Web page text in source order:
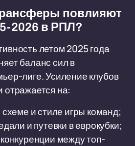
повлияют
2026 в РПЛ?
летом 2025 года
баланс сил в
лиге. Усиление клубов
отражается на:
схеме и стиле игры команд;
и путевки в еврокубки;
между топ-